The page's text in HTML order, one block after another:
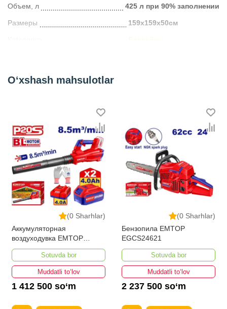
Объем, л 425 л при 90% заполнении
Размеры 159х159х50см
Бассейны
O‘xshash mahsulotlar
(0 Sharhlar)
Аккумуляторная
воздуходувка EMTOP
ELAB204282
Sotuvda bor
Muddatli to‘lov
1 412 500 so‘m
(0 Sharhlar)
Бензопила EMTOP
EGCS24621
Sotuvda bor
Muddatli to‘lov
2 237 500 so‘m